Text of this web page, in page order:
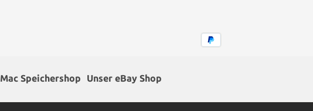
Mac Speichershop Unser eBay Shop